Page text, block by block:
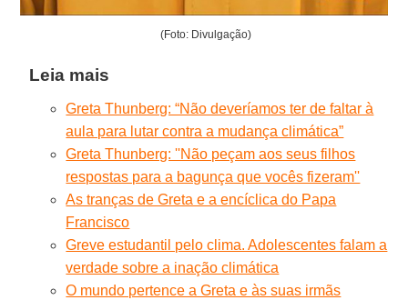
(Foto: Divulgação)
Leia mais
Greta Thunberg: “Não deveríamos ter de faltar à
aula para lutar contra a mudança climática”
Greta Thunberg: ''Não peçam aos seus filhos
respostas para a bagunça que vocês fizeram''
As tranças de Greta e a encíclica do Papa
Francisco
Greve estudantil pelo clima. Adolescentes falam a
verdade sobre a inação climática
O mundo pertence a Greta e às suas irmãs